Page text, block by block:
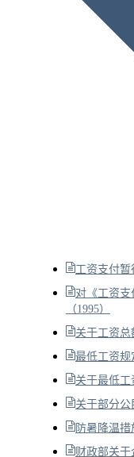
工资支付暂
对《工资
（1995）
关于工资总
最低工资规
关于最低工
关于部分公
防暑降温措
财政部关